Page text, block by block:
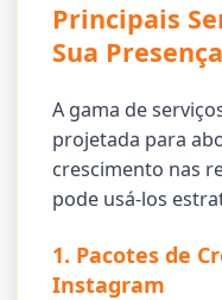
Principais
Sua
A gama de
projetada para
crescimento nas
pode usá-los
1. Pacotes de
Instagram